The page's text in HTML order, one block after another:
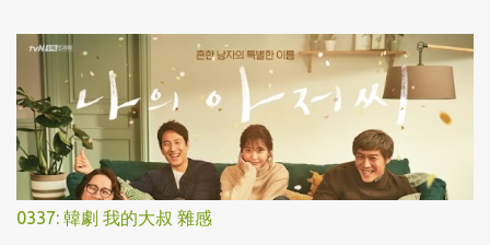
這一塊吧... 可惜大一畫了一個學期的蛋之後，我就知道我在這一塊應
該是沒啥天份的XD
0337: 韓劇 我的大叔 雜感